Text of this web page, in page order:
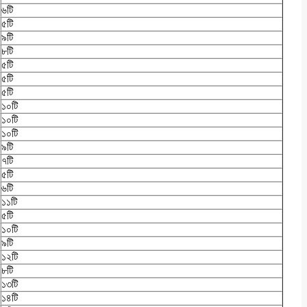
৬টি
৫টি
৯টি
৮টি
৫টি
৫টি
৫টি
১০টি
১০টি
১০টি
৯টি
৭টি
৫টি
৬টি
১১টি
৫টি
১০টি
৯টি
১২টি
৮টি
১৩টি
১৪টি